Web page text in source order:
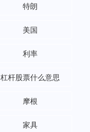
特朗
美国
利率
杠杆股票什么意思
摩根
家具